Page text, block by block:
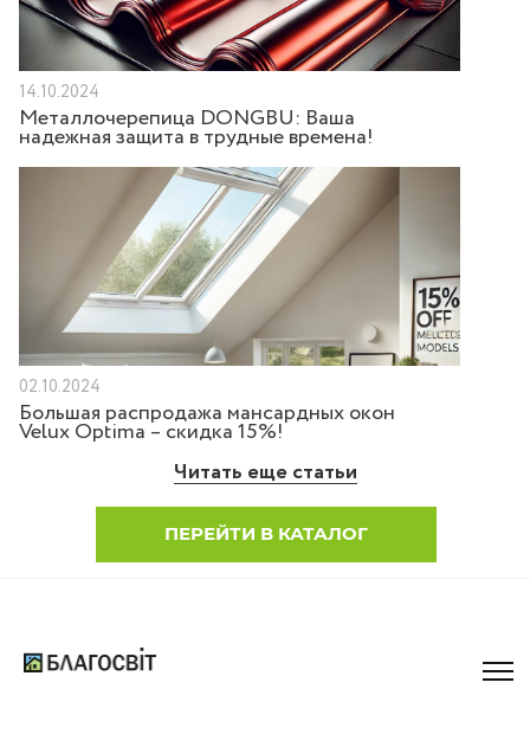
14.10.2024
Металлочерепица DONGBU: Ваша
надежная защита в трудные времена!
02.10.2024
Большая распродажа мансардных окон
Velux Optima – скидка 15%!
Читать еще статьи
ПЕРЕЙТИ В КАТАЛОГ